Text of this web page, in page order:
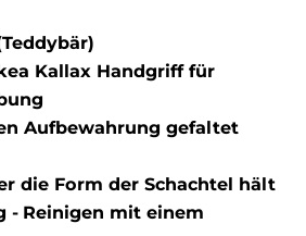
Kallax Handgriff für
Aufbewahrung gefaltet
die Form der Schachtel hält
- Reinigen mit einem